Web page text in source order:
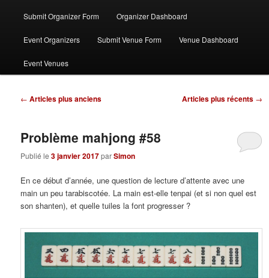
Submit Organizer Form Organizer Dashboard
Event Organizers Submit Venue Form Venue Dashboard
Event Venues
Navigation
← Articles plus anciens Articles plus récents →
Problème mahjong #58
Publié le3 janvier 2017parSimon
En ce début d’année, une question de lecture d’attente avec une
main un peu tarabiscotée. La main est-elle tenpai (et si non quel est
son shanten), et quelle tuiles la font progresser ?